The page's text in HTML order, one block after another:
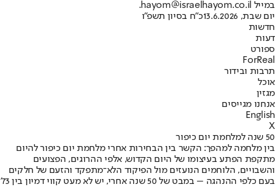
במייל hayom@israelhayom.co.il.
יום שבת, 13.6.2026
כ"ח בסיון תשפ"ו
חדשות
דעות
ספורט
ForReal
תרבות ובידור
אוכל
מגזין
אנחנו מגייסים
English
X
50 שנה למלחמת יום כיפור
בין מלחמה למהפך: הקשר בין הבחירות אחרי מלחמת יום כיפור להיום
מתקפת הפתע בעיצומו של היום הקדוש, אלפי ההרוגים, הפצועים
והשבויים, הלוחמים הנועזים מול הפיקוד הלא־מתפקד והזעם של חלקים
בעם כלפי ההנהגה – במבט של 50 שנה אחרי, יש לא מעט קווי דמיון בין 73'